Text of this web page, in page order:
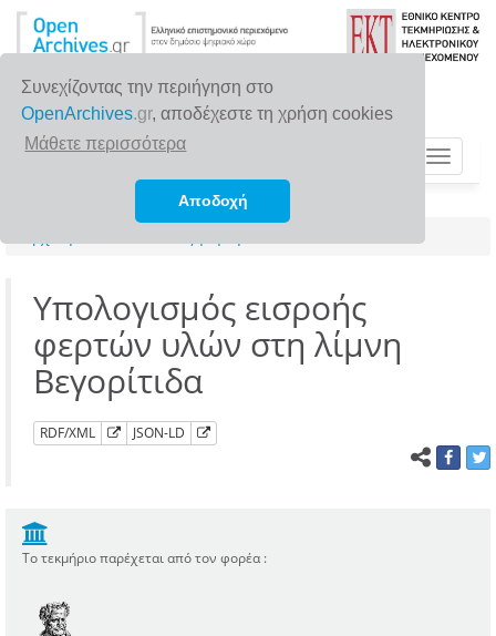
Συνεχίζοντας την περιήγηση στο
OpenArchives.gr, αποδέχεστε τη χρήση cookies
Μάθετε περισσότερα
Αποδοχή
Toggle
Υπολογισμός εισροής
φερτών υλών στη λίμνη
Βεγορίτιδα
RDF/XML JSON-LD
Το τεκμήριο παρέχεται από τον φορέα :